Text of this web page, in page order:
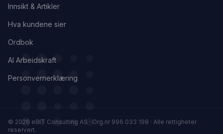
Innsikt & Artikler
Hva kundene sier
Ordbok
AI Arbeidskraft
Personvernerklæring
© 2026 eBIT Consulting AS · Org.nr 996 033 198 · Alle rettigheter
reservert.